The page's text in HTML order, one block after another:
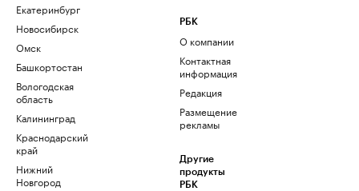
Екатеринбург
Новосибирск
Омск
Башкортостан
Вологодская
область
Калининград
Краснодарский
край
Нижний
Новгород
РБК
О компании
Контактная
информация
Редакция
Размещение
рекламы
Другие
продукты
РБК